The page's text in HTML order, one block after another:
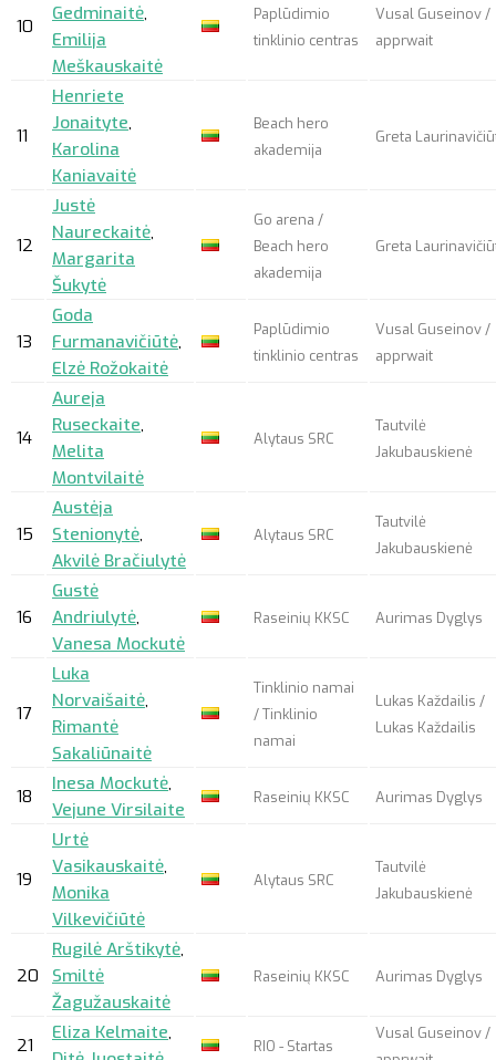
10
Gedminaitė,
Emilija
Meškauskaitė
Paplūdimio
tinklinio centras
Vusal Guseinov /
apprwait
11
Henriete
Jonaityte,
Karolina
Kaniavaitė
Beach hero
akademija
Greta
12
Justė
Naureckaitė,
Margarita
Šukytė
Go arena /
Beach hero
akademija
Greta
13
Goda
Furmanavičiūtė,
Elzė Rožokaitė
Paplūdimio
tinklinio centras
Vusal Guseinov /
apprwait
14
Aureja
Ruseckaite,
Melita
Montvilaitė
Alytaus SRC
Tautvilė
Jakubauskienė
15
Austėja
Stenionytė,
Akvilė Bračiulytė
Alytaus SRC
Tautvilė
Jakubauskienė
16
Gustė
Andriulytė,
Vanesa Mockutė
Raseinių KKSC Aurimas Dyglys
17
Luka
Norvaišaitė,
Rimantė
Sakaliūnaitė
Tinklinio namai
/ Tinklinio
namai
Lukas Každailis /
Lukas Každailis
18
Inesa Mockutė,
Vejune Virsilaite
Raseinių KKSC Aurimas Dyglys
19
Urtė
Vasikauskaitė,
Monika
Vilkevičiūtė
Alytaus SRC
Tautvilė
Jakubauskienė
20
Rugilė Arštikytė,
Smiltė
Žagužauskaitė
Raseinių KKSC Aurimas Dyglys
21
Eliza Kelmaite,
RIO - Startas
Vusal Guseinov /